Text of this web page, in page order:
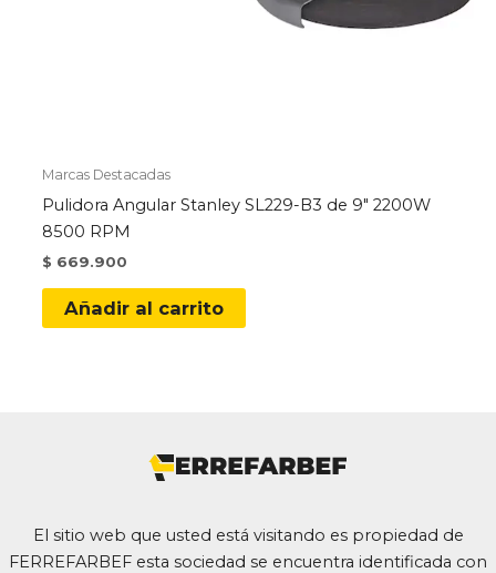
Marcas Destacadas
Pulidora Angular Stanley SL229-B3 de 9″ 2200W
8500 RPM
$ 669.900
Añadir al carrito
El sitio web que usted está visitando es propiedad de
FERREFARBEF esta sociedad se encuentra identificada con